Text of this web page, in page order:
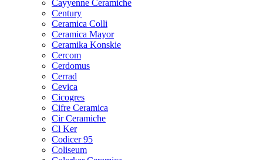
Cayyenne Ceramiche
Century
Ceramica Colli
Ceramica Mayor
Ceramika Konskie
Cercom
Cerdomus
Cerrad
Cevica
Cicogres
Cifre Ceramica
Cir Ceramiche
Cl Ker
Codicer 95
Coliseum